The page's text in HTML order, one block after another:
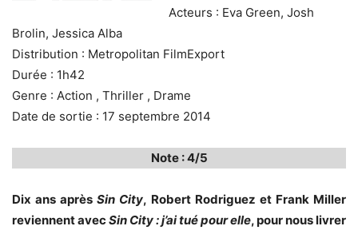
Acteurs : Eva Green, Josh
Brolin, Jessica Alba
Distribution : Metropolitan FilmExport
Durée : 1h42
Genre : Action , Thriller , Drame
Date de sortie : 17 septembre 2014
Note : 4/5
Dix ans aprèsSin City, Robert Rodriguez et Frank Miller
reviennent avecSin City : j’ai tué pour elle, pour nous livrer